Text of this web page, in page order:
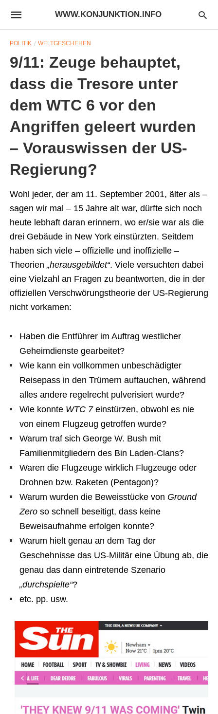
WWW.KONJUNKTION.INFO
POLITIK WELTGESCHEHEN
9/11: Zeuge behauptet,
dass die Tresore unter
dem WTC 6 vor den
Angriffen geleert wurden
– Vorauswissen der US-
Regierung?
Wohl jeder, der am 11. September 2001, älter als –
sagen wir mal – 15 Jahre alt war, dürfte sich noch
heute lebhaft daran erinnern, wo er/sie war als die
drei Gebäude in New York einstürzten. Seitdem
haben sich viele – offizielle und inoffizielle –
Theorien „herausgebildet“. Viele versuchten dabei
eine Vielzahl an Fragen zu beantworten, die in der
offiziellen Verschwörungstheorie der US-Regierung
nicht vorkamen:
Haben die Entführer im Auftrag westlicher
Geheimdienste gearbeitet?
Wie kann ein vollkommen unbeschädigter
Reisepass in den Trümern auftauchen, während
alles andere regelrecht pulverisiert wurde?
Wie konnte WTC 7einstürzen, obwohl es nie
von einem Flugzeug getroffen wurde?
Warum traf sich George W. Bush mit
Familienmitgliedern des Bin Laden-Clans?
Waren die Flugzeuge wirklich Flugzeuge oder
Drohnen bzw. Raketen (Pentagon)?
Warum wurden die Beweisstücke von Ground
Zero so schnell beseitigt, dass keine
Beweisaufnahme erfolgen konnte?
Warum hielt genau an dem Tag der
Geschehnisse das US-Militär eine Übung ab, die
genau das dann eintretende Szenario
„durchspielte“?
etc. pp. usw.